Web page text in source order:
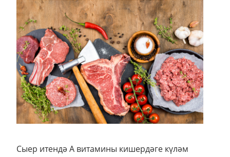
Сыер итендә А витамины кишердәге күләм